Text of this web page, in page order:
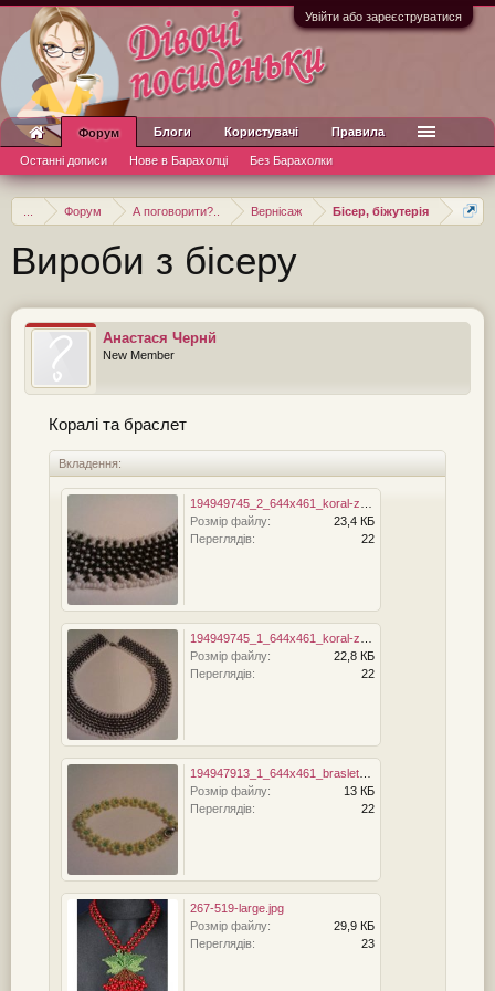
Увійти або зареєструватися
Форум А поговорити?.. Вернісаж Бісер, біжутерія
Вироби з бісеру
Анастася Чернй
New Member
Коралі та браслет
Вкладення:
Розмір файлу:
23,4 КБ
Переглядів:
22
Розмір файлу:
22,8 КБ
Переглядів:
22
Розмір файлу:
13 КБ
Переглядів:
22
267-519-large.jpg
Розмір файлу:
29,9 КБ
Переглядів:
23
Форум
Останні дописи Нове в Барахолці Без Барахолки
Блоги Користувачі Правила